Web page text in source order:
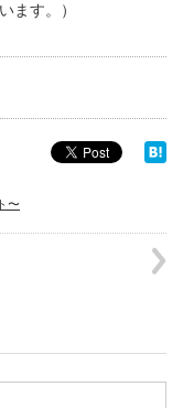
ます。）
〜